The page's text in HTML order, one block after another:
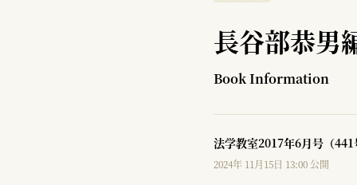
長谷部恭男
Book Information
法学教室2017年6月号（441
2024年 11月15日 13:00 公開